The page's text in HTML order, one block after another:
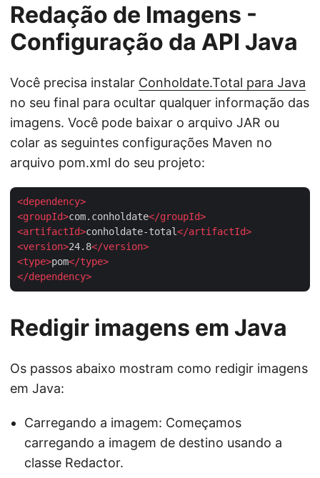
Redação de Imagens -
Configuração da API Java
Você precisa instalar Conholdate.Total para Java
no seu final para ocultar qualquer informação das
imagens. Você pode baixar o arquivo JAR ou
colar as seguintes configurações Maven no
arquivo pom.xml do seu projeto:
<dependency>
<groupId>com.conholdate</groupId>
<artifactId>conholdate-total</artifactId>
<version>24.8</version>
<type>pom</type>
</dependency>
Redigir imagens em Java
Os passos abaixo mostram como redigir imagens
em Java:
Carregando a imagem: Começamos
carregando a imagem de destino usando a
classe Redactor.